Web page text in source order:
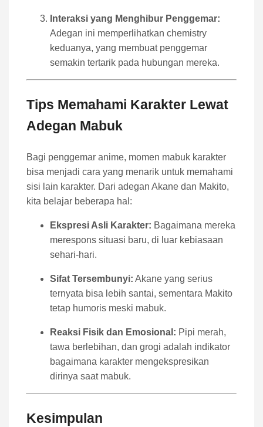
Interaksi yang Menghibur Penggemar:
Adegan ini memperlihatkan chemistry
keduanya, yang membuat penggemar
semakin tertarik pada hubungan mereka.
Tips Memahami Karakter Lewat
Adegan Mabuk
Bagi penggemar anime, momen mabuk karakter
bisa menjadi cara yang menarik untuk memahami
sisi lain karakter. Dari adegan Akane dan Makito,
kita belajar beberapa hal:
Ekspresi Asli Karakter: Bagaimana mereka
merespons situasi baru, di luar kebiasaan
sehari-hari.
Sifat Tersembunyi: Akane yang serius
ternyata bisa lebih santai, sementara Makito
tetap humoris meski mabuk.
Reaksi Fisik dan Emosional: Pipi merah,
tawa berlebihan, dan grogi adalah indikator
bagaimana karakter mengekspresikan
dirinya saat mabuk.
Kesimpulan